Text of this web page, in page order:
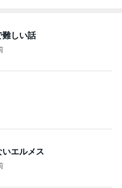
難しい話
エルメス